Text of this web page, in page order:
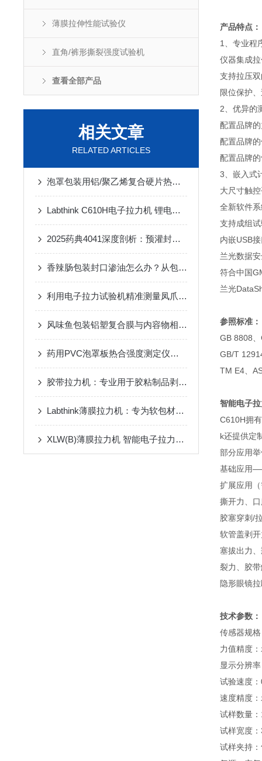
薄膜拉伸性能试验仪
直角/裤形撕裂强度试验机
查看全部产品
相关文章
RELATED ARTICLES
泡罩包装用铝/聚乙烯复合硬片热封强度测试方法
Labthink C610H电子拉力机 锂电池隔膜拉伸强度精准检测专用设备
2025药典4041深度剖析：预灌封注射器组件密封性检测要点与仪器选型指南
香辣肠包装封口渗油怎么办？从包装热封强度入手解决包装问题
利用电子拉力试验机精准测量凤爪食品包装的热封口密封牢度
风味鱼包装铝塑复合膜与内容物相容性研究：剥离强度指标分析
药用PVC泡罩板热合强度测定仪——产品技术说明
胶带拉力机：专业用于胶粘制品剥离强度测试的多功能检测设备
Labthink薄膜拉力机：专为软包材检测打造，数据精准可靠、功能强劲全面
XLW(B)薄膜拉力机 智能电子拉力试验机——仪器百科
产品特点：
1、专业程
仪器集成
支持拉压
限位保护
2、优异的
配置品牌
配置品牌
配置品牌
3、嵌入式
大尺寸触
全新软件
支持成组
内嵌USB
兰光数据
符合中国
兰光
参照标准：
GB 8808
GB/T
TM E4、
智能电子
C610H拥
k还提供定
部分应用
基础应用
扩展应用
撕开力、
胶塞穿刺/
软管盖剥
塞拔出力
裂力、胶
隐形眼镜
技术参数：
传感器规
力值精度
显示分辨
试验速度
速度精度
试样数量
试样宽度
试样夹持